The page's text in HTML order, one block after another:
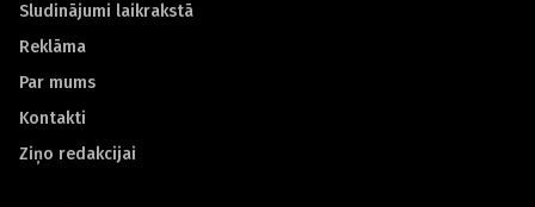
Sludinājumi laikrakstā
Reklāma
Par mums
Kontakti
Ziņo redakcijai